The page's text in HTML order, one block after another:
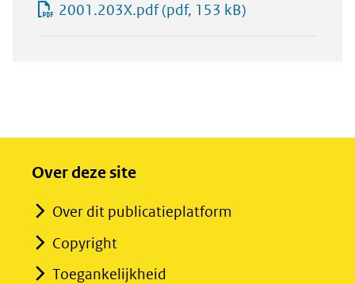
2001.203X.pdf(pdf, 153 kB)
Over deze site
Over dit publicatieplatform
Copyright
Toegankelijkheid